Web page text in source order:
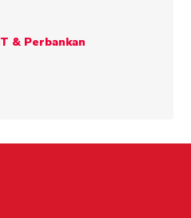
& Perbankan